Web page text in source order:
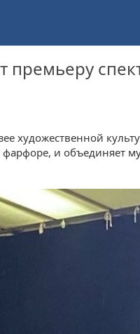
премьеру
художественной
фарфоре, и объединяет